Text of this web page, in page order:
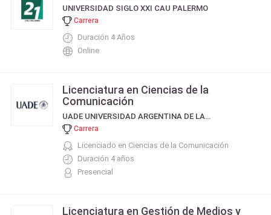
UNIVERSIDAD SIGLO XXI CAU PALERMO
Carrera
Duración 4 Años
Online
Licenciatura en Ciencias de la
Comunicación
UADE UNIVERSIDAD ARGENTINA DE LA EMPRESA
Carrera
Licenciado en Ciencias de la Comunicación
Duración 4 años
Presencial
Licenciatura en Gestión de Medios y